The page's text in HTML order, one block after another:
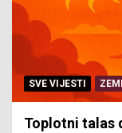
SVE VIJESTI
Toplotni talas